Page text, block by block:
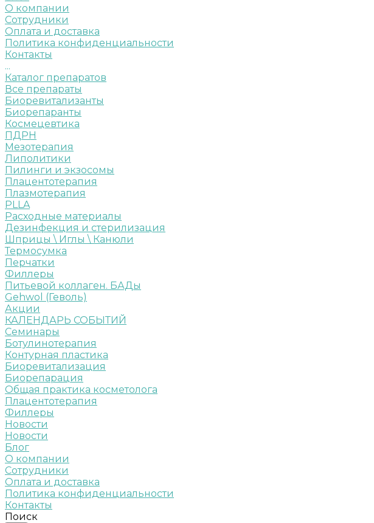
О компании
Сотрудники
Оплата и доставка
Политика конфиденциальности
Контакты
...
Каталог препаратов
Все препараты
Биоревитализанты
Биорепаранты
Космецевтика
ПДРН
Мезотерапия
Липолитики
Пилинги и экзосомы
Плацентотерапия
Плазмотерапия
PLLA
Расходные материалы
Дезинфекция и стерилизация
Шприцы \ Иглы \ Канюли
Термосумка
Перчатки
Филлеры
Питьевой коллаген. БАДы
Gehwol (Геволь)
Акции
КАЛЕНДАРЬ СОБЫТИЙ
Семинары
Ботулинотерапия
Контурная пластика
Биоревитализация
Биорепарация
Общая практика косметолога
Плацентотерапия
Филлеры
Новости
Новости
Блог
О компании
Сотрудники
Оплата и доставка
Политика конфиденциальности
Контакты
Поиск